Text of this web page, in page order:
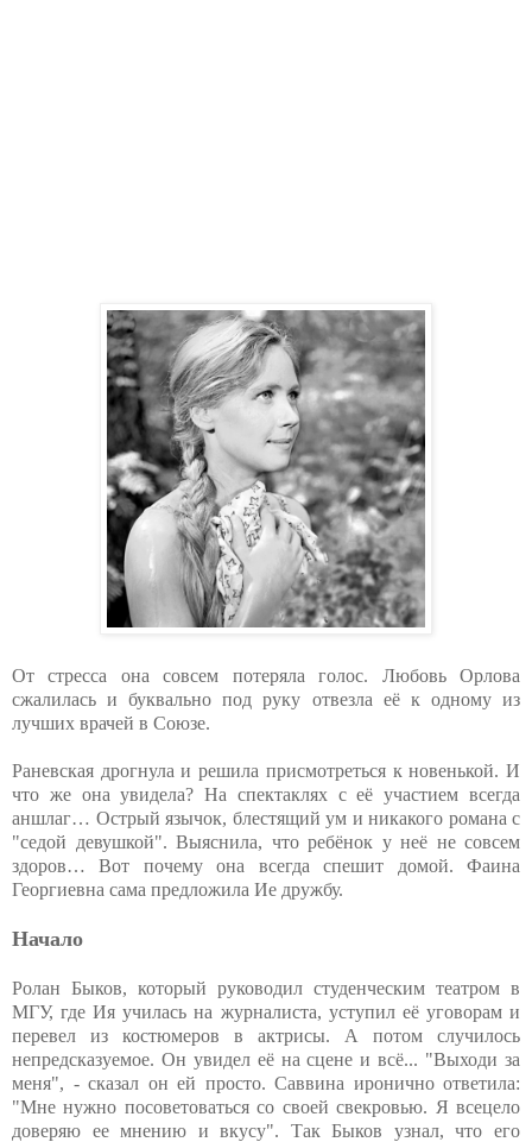
От стресса она совсем потеряла голос. Любовь Орлова
сжалилась и буквально под руку отвезла её к одному из
лучших врачей в Союзе.
Раневская дрогнула и решила присмотреться к новенькой. И
что же она увидела? На спектаклях с её участием всегда
аншлаг… Острый язычок, блестящий ум и никакого романа с
"седой девушкой". Выяснила, что ребёнок у неё не совсем
здоров… Вот почему она всегда спешит домой. Фаина
Георгиевна сама предложила Ие дружбу.
Начало
Ролан Быков, который руководил студенческим театром в
МГУ, где Ия училась на журналиста, уступил её уговорам и
перевел из костюмеров в актрисы. А потом случилось
непредсказуемое. Он увидел её на сцене и всё... "Выходи за
меня", - сказал он ей просто. Саввина иронично ответила:
"Мне нужно посоветоваться со своей свекровью. Я всецело
доверяю ее мнению и вкусу". Так Быков узнал, что его